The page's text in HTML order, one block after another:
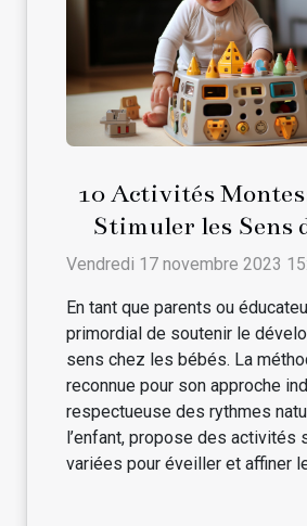
10 Activités
Stimuler les Sens
Bébé
Vendredi 17 novembre 2023
En tant que parents ou
primordial de soutenir le
sens chez les bébés. La
reconnue pour son approche
respectueuse des rythmes
l’enfant, propose des activités
variées pour éveiller et affiner